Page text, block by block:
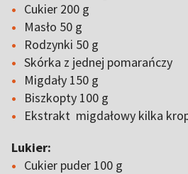
Cukier 200 g
Masło 50 g
Rodzynki 50 g
Skórka z jednej pomarańczy
Migdały 150 g
Biszkopty 100 g
Ekstrakt migdałowy kilka
Lukier:
Cukier puder 100 g